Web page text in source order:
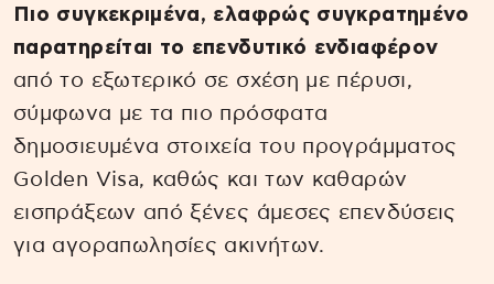
Πιο συγκεκριμένα, ελαφρώς συγκρατημένο
παρατηρείται το επενδυτικό ενδιαφέρον
από το εξωτερικό σε σχέση με πέρυσι,
σύμφωνα με τα πιο πρόσφατα
δημοσιευμένα στοιχεία του προγράμματος
Golden Visa, καθώς και των καθαρών
εισπράξεων από ξένες άμεσες επενδύσεις
για αγοραπωλησίες ακινήτων.